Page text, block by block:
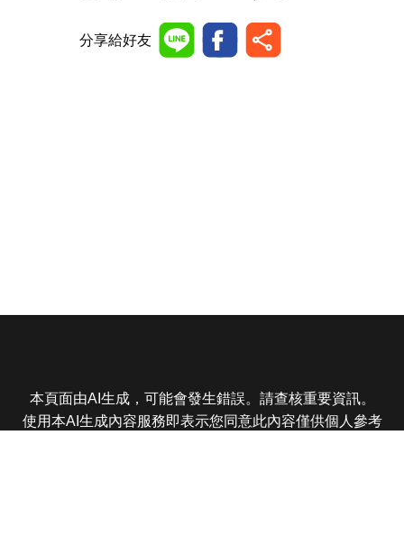
分享給好友
本頁面由AI生成，可能會發生錯誤。請查核重要資訊。
使用本AI生成內容服務即表示您同意此內容僅供個人參考